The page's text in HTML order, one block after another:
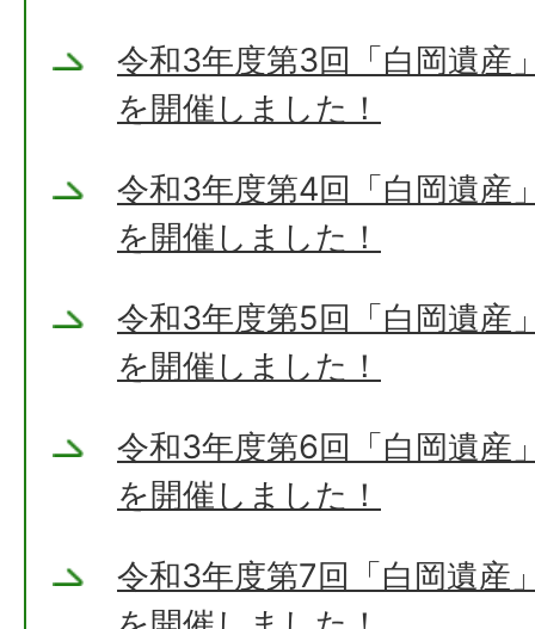
令和3年度第3回「白岡遺産
を開催しました！
令和3年度第4回「白岡遺産
を開催しました！
令和3年度第5回「白岡遺産
を開催しました！
令和3年度第6回「白岡遺産
を開催しました！
令和3年度第7回「白岡遺産